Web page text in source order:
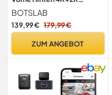
mit5,8GHz WiFi GPS, WDR
Nachtsicht
BOTSLAB
139,99 € 179,99 €
ZUM ANGEBOT